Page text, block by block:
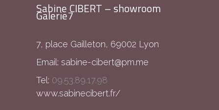
Sabine CIBERT – showroom
Galerie7
7, place Gailleton, 69002 Lyon
Email: sabine-cibert@pm.me
Tel: 09.53.89.17.98
www.sabinecibert.fr/